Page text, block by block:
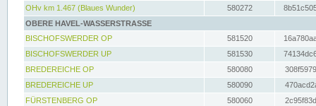
OHv km 1.467 (Blaues Wunder)
580272
OBERE HAVEL-WASSERSTRASSE
BISCHOFSWERDER OP
581520
BISCHOFSWERDER UP
581530
BREDEREICHE OP
580080
BREDEREICHE UP
580090
FÜRSTENBERG OP
580060